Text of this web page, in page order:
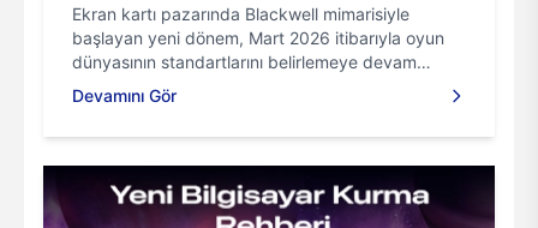
Ekran kartı pazarında Blackwell mimarisiyle
başlayan yeni dönem, Mart 2026 itibarıyla oyun
dünyasının standartlarını belirlemeye devam
ediyor.
Devamını Gör